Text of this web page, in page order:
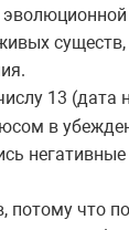
13 (дата
в
что